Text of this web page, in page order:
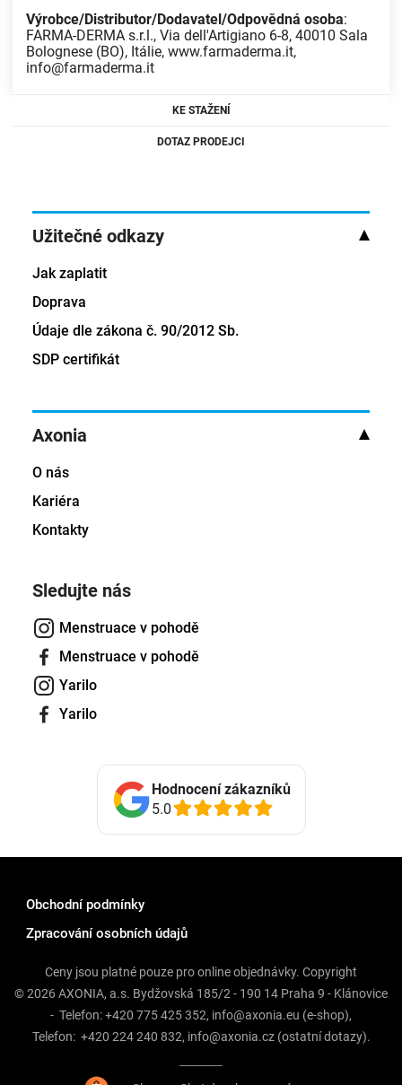
Výrobce/Distributor/Dodavatel/Odpovědná osoba:
FARMA-DERMA s.r.l., Via dell'Artigiano 6-8, 40010 Sala
Bolognese (BO), Itálie, www.farmaderma.it,
info@farmaderma.it
KE STAŽENÍ
DOTAZ PRODEJCI
Axonia
O nás
Kariéra
Kontakty
Užitečné odkazy
Jak zaplatit
Doprava
Údaje dle zákona č. 90/2012 Sb.
SDP certifikát
Sledujte nás
Menstruace v pohodě
Menstruace v pohodě
Yarilo
Yarilo
Hodnocení zákazníků
5.0
Obchodní podmínky
Zpracování osobních údajů
Ceny jsou platné pouze pro online objednávky. Copyright
© 2026 AXONIA, a.s. Bydžovská 185/2 - 190 14 Praha 9 - Klánovice
- Telefon:+420 775 425 352, info@axonia.eu (e-shop),
Telefon: +420 224 240 832, info@axonia.cz(ostatní dotazy).